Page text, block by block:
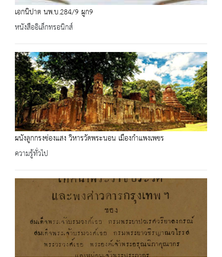
เอกนิปาต นพ.บ.284/9 ผูก9
หนังสืออิเล็กทรอนิกส์
ผนังลูกกรงช่องแสง วิหารวัดพระนอน เมืองกำแพงเพชร
ความรู้ทั่วไป